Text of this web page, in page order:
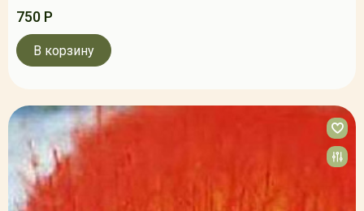
750 Р
В корзину